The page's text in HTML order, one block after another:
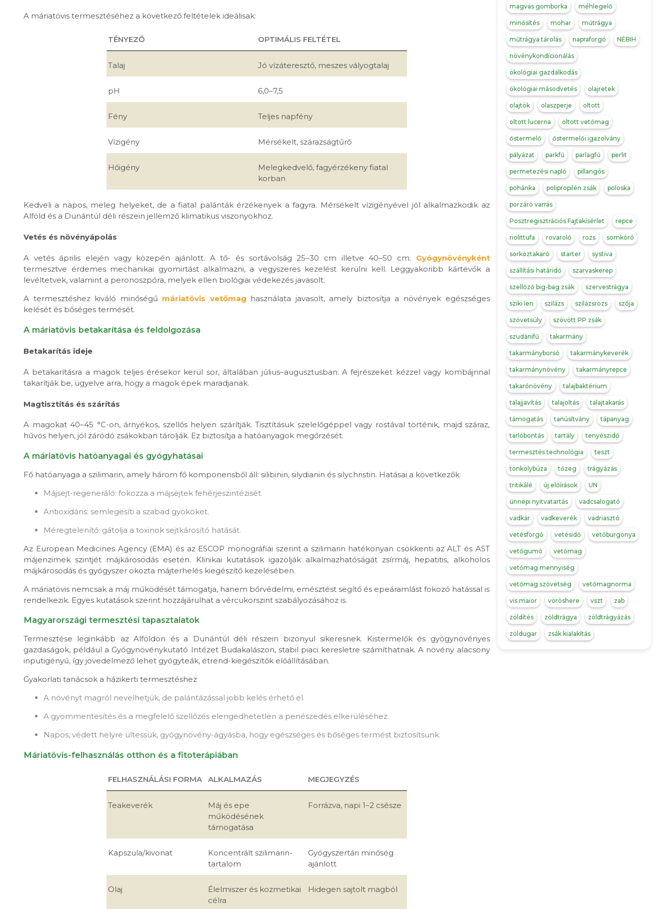
A máriatövis termesztéséhez a következő feltételek ideálisak:
TÉNYEZŐ OPTIMÁLIS FELTÉTEL
Talaj Jó vízáteresztő, meszes vályogtalaj
pH 6,0–7,5
Fény Teljes napfény
Vízigény Mérsékelt, szárazságtűrő
Hőigény
Melegkedvelő, fagyérzékeny fiatal
korban
Kedveli a napos, meleg helyeket, de a fiatal palánták érzékenyek a fagyra. Mérsékelt vízigényével jól alkalmazkodik az
Alföld és a Dunántúl déli részein jellemző klimatikus viszonyokhoz.
Vetés és növényápolás
A vetés április elején vagy közepén ajánlott. A tő- és sortávolság 25–30 cm illetve 40–50 cm. Gyógynövényként
termesztve érdemes mechanikai gyomirtást alkalmazni, a vegyszeres kezelést kerülni kell. Leggyakoribb kártevők a
levéltetvek, valamint a peronoszpóra, melyek ellen biológiai védekezés javasolt.
A termesztéshez kiváló minőségű máriatövis vetőmag használata javasolt, amely biztosítja a növények egészséges
kelését és bőséges termését.
A máriatövis betakarítása és feldolgozása
Betakarítás ideje
A betakarításra a magok teljes érésekor kerül sor, általában július–augusztusban. A fejrészeket kézzel vagy kombájnnal
takarítják be, ügyelve arra, hogy a magok épek maradjanak.
Magtisztítás és szárítás
A magokat 40–45 °C-on, árnyékos, szellős helyen szárítják. Tisztításuk szelelőgéppel vagy rostával történik, majd száraz,
hűvös helyen, jól záródó zsákokban tárolják. Ez biztosítja a hatóanyagok megőrzését.
A máriatövis hatóanyagai és gyógyhatásai
Fő hatóanyaga a szilimarin, amely három fő komponensből áll: silibinin, silydianin és silychristin. Hatásai a következők:
Májsejt-regeneráló: fokozza a májsejtek fehérjeszintézisét.
Antioxidáns: semlegesíti a szabad gyököket.
Méregtelenítő: gátolja a toxinok sejtkárosító hatását.
Az European Medicines Agency (EMA) és az ESCOP monográfiái szerint a szilimarin hatékonyan csökkenti az ALT és AST
májenzimek szintjét májkárosodás esetén. Klinikai kutatások igazolják alkalmazhatóságát zsírmáj, hepatitis, alkoholos
májkárosodás és gyógyszer okozta májterhelés kiegészítő kezelésében.
A máriatövis nemcsak a máj működését támogatja, hanem bőrvédelmi, emésztést segítő és epeáramlást fokozó hatással is
rendelkezik. Egyes kutatások szerint hozzájárulhat a vércukorszint szabályozásához is.
Magyarországi termesztési tapasztalatok
Termesztése leginkább az Alföldön és a Dunántúl déli részein bizonyul sikeresnek. Kistermelők és gyógynövényes
gazdaságok, például a Gyógynövénykutató Intézet Budakalászon, stabil piaci keresletre számíthatnak. A növény alacsony
inputigényű, így jövedelmező lehet gyógyteák, étrend-kiegészítők előállításában.
Gyakorlati tanácsok a házikerti termesztéshez
A növényt magról nevelhetjük, de palántázással jobb kelés érhető el.
A gyommentesítés és a megfelelő szellőzés elengedhetetlen a penészedés elkerüléséhez.
Napos, védett helyre ültessük, gyógynövény-ágyásba, hogy egészséges és bőséges termést biztosítsunk.
Máriatövis-felhasználás otthon és a fitoterápiában
FELHASZNÁLÁSI FORMA ALKALMAZÁS MEGJEGYZÉS
Teakeverék
Máj és epe
működésének
támogatása
Forrázva, napi 1–2 csésze
Kapszula/kivonat
Koncentrált szilimarin-
tartalom
Gyógyszertári minőség
ajánlott
Olaj
Élelmiszer és kozmetikai
célra
Hidegen sajtolt magból
magvas gomborka méhlegelő
minősítés mohar műtrágya
műtrágya tárolás napraforgó NÉBIH
növénykondícionálás
ökológiai gazdálkodás
ökológiai másodvetés olajretek
olajtök olaszperje oltott
oltott lucerna oltott vetőmag
őstermelő őstermelői igazolvány
pályázat parkfű parlagfű perlit
permetezési napló pillangós
pohánka polipropilén zsák poloska
porzáró varrás
Posztregisztrációs Fajtakísérlet repce
riolittufa rovarolő rozs somkóró
sorköztakaró starter systiva
szállítási határidő szarvaskerep
szellőző big-bag zsák szervestrágya
sziki len szilázs szilázsrozs szója
szövetsúly szövött PP zsák
szudánifű takarmány
takarmányborsó takarmánykeverék
takarmánynövény takarmányrepce
takarónövény talajbaktérium
talajjavítás talajoltás talajtakarás
támogatás tanúsítvány tápanyag
tarlóbontás tartály tenyészidő
termesztés technológia teszt
tönkölybúza tőzeg trágyázás
tritikálé új előírások UN
ünnepi nyitvatartás vadcsalogató
vadkár vadkeverék vadriasztó
vetésforgó vetésidő vetőburgonya
vetőgumó vetőmag
vetőmag mennyiség
vetőmag szövetség vetőmagnorma
vis maior vöröshere vszt zab
zöldítés zöldtrágya zöldtrágyázás
zöldugar zsák kialakítás